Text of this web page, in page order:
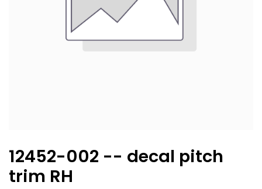
12452-002 -- decal pitch
trim RH